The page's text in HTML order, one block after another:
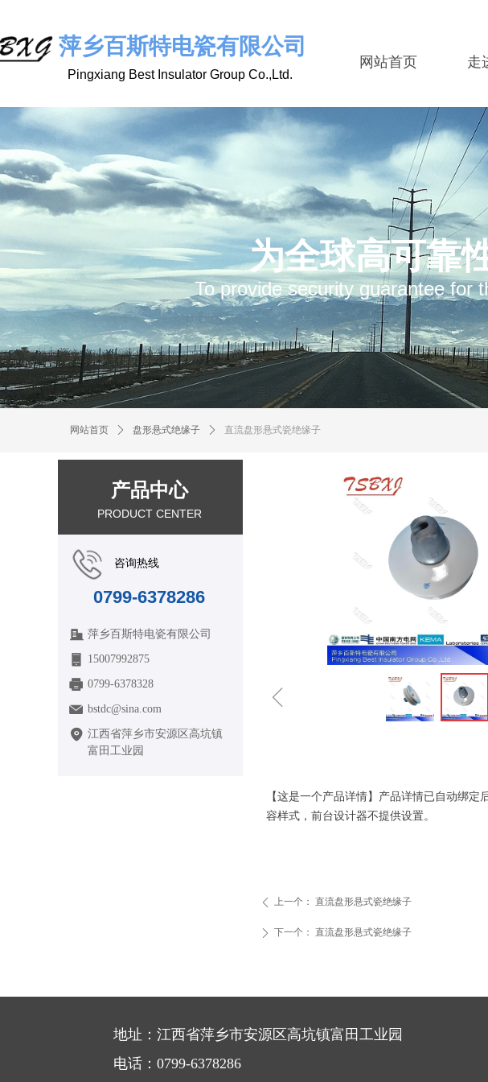
网站首页 走
萍乡百斯特电瓷有限公司
Pingxiang Best Insulator Group Co.,Ltd.
网站首页 ꄲ 盘形悬式绝缘子 ꄲ 直流盘形悬式瓷绝缘子
产品中心
PRODUCT CENTER
咨询热线
0799-6378286
萍乡百斯特电瓷有限公司
15007992875
0799-6378328
bstdc@sina.com
江西省萍乡市安源区高坑镇
富田工业园
【这是一个产品详情】产品详情已自动绑
容样式，前台设计器不提供设置。
ꁆ
为全球高可靠
To provide security guarantee for
ꄴ 上一个： 直流盘形悬式瓷绝缘子
ꄲ 下一个： 直流盘形悬式瓷绝缘子
地址：江西省萍乡市安源区高坑镇富田工业园
电话：0799-6378286